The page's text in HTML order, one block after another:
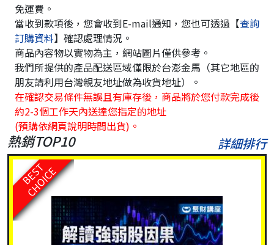
熱銷TOP10 詳細排行
BEST
CHOICE
免運費。
當收到款項後，您會收到E-mail通知，您也可透過【查詢
訂購資料】確認處理情況。
商品內容物以實物為主，網站圖片僅供參考。
我們所提供的產品配送區域僅限於台澎金馬（其它地區的
朋友請利用台灣親友地址做為收貨地址）。
在確認交易條件無誤且有庫存後，商品將於您付款完成後
約2-3個工作天內送達您指定的地址
(預購依網頁說明時間出貨)。